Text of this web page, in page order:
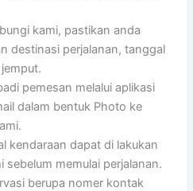
kami, pastikan anda
destinasi perjalanan, tanggal
pemesan melalui aplikasi
dalam bentuk Photo ke
kendaraan dapat di lakukan
sebelum memulai perjalanan.
berupa nomer kontak